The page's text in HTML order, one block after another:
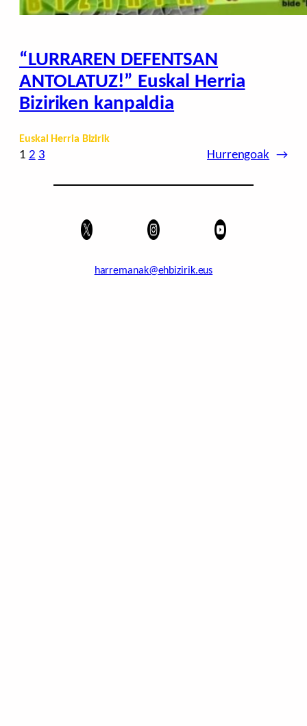
“LURRAREN DEFENTSAN
ANTOLATUZ!” Euskal Herria
Biziriken kanpaldia
Euskal Herria Bizirik
1 2 3 Hurrengoak →
harremanak@ehbizirik.eus